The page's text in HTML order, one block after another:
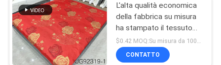
L'alta qualità economica
della fabbrica su misura
ha stampato il tessuto
100% del materasso del
TRICOT del poliestere
$0.42 MOQ:Su misura da 1000 metri per progettazione
CONTATTO